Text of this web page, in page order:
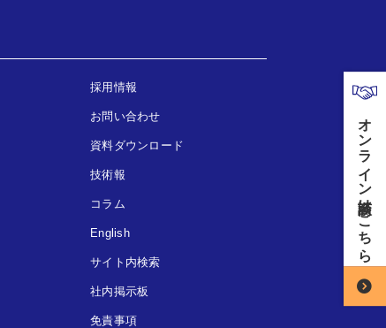
採用情報
お問い合わせ
資料ダウンロード
技術報
コラム
English
サイト内検索
社内掲示板
免責事項
オンライン商談はこちら